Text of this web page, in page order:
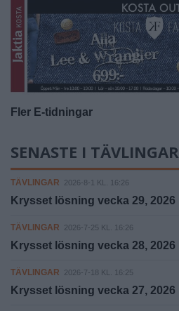
Fler E-tidningar
SENASTE I TÄVLINGAR
TÄVLINGAR 2026-8-1 KL. 16:26
Krysset lösning vecka 29, 2026
TÄVLINGAR 2026-7-25 KL. 16:26
Krysset lösning vecka 28, 2026
TÄVLINGAR 2026-7-18 KL. 16:25
Krysset lösning vecka 27, 2026